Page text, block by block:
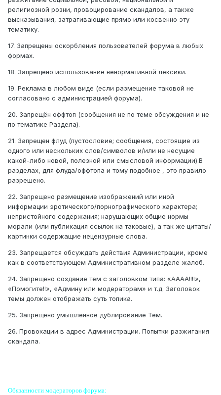
религиозной розни, провоцирование скандалов, а также
высказывания, затрагивающие прямо или косвенно эту
тематику.
17. Запрещены оскорбления пользователей форума в любых
формах.
18. Запрещено использование ненормативной лексики.
19. Реклама в любом виде (если размещение таковой не
согласовано с администрацией форума).
20. Запрещён оффтоп (сообщения не по теме обсуждения и не
по тематике Раздела).
21. Запрещен флуд (пустословие; сообщения, состоящие из
одного или нескольких слов/символов и/или не несущие
какой-либо новой, полезной или смысловой информации).В
разделах, для флуда/оффтопа и тому подобное , это правило
разрешено.
22. Запрещено размещение изображений или иной
информации эротического/порнографического характера;
непристойного содержания; нарушающих общие нормы
морали (или публикация ссылок на таковые), а так же цитаты/
картинки содержащие нецензурные слова.
23. Запрещается обсуждать действия Администрации, кроме
как в соответствующем Административном разделе жалоб.
24. Запрещено создание тем с заголовком типа: «АААА!!!!»,
«Помогите!!», «Админу или модераторам» и т.д. Заголовок
темы должен отображать суть топика.
25. Запрещено умышленное дублирование Тем.
26. Провокации в адрес Администрации. Попытки разжигания
скандала.
Обязанности модераторов форума: